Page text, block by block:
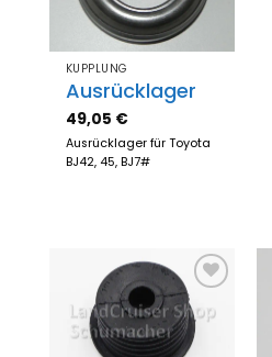
KUPPLUNG
Ausrücklager
49,05 €
Ausrücklager für Toyota
BJ42, 45, BJ7#
Zum
Merkzettel
hinzufügen